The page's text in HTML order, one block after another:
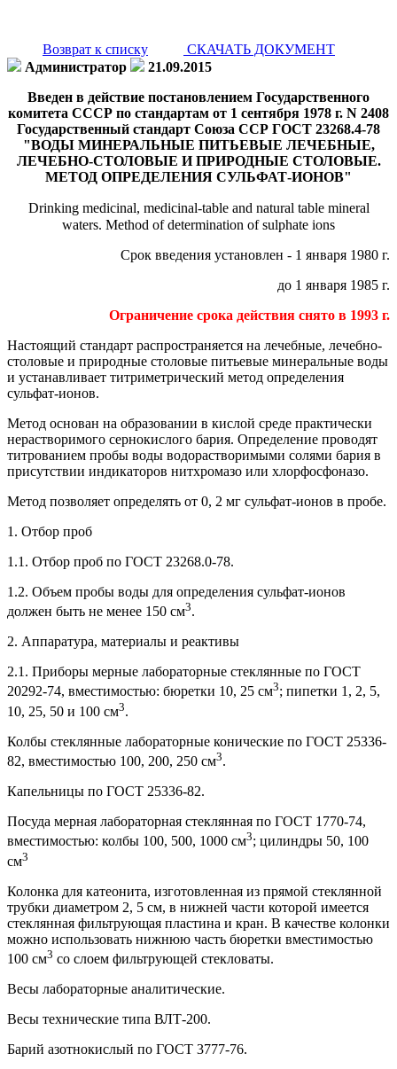
Возврат к списку
СКАЧАТЬ ДОКУМЕНТ
Администратор
21.09.2015
Введен в действие постановлением Государственного
комитета СССР по стандартам от 1 сентября 1978 г. N 2408
Государственный стандарт Союза ССР ГОСТ 23268.4-78
"ВОДЫ МИНЕРАЛЬНЫЕ ПИТЬЕВЫЕ ЛЕЧЕБНЫЕ,
ЛЕЧЕБНО-СТОЛОВЫЕ И ПРИРОДНЫЕ СТОЛОВЫЕ.
МЕТОД ОПРЕДЕЛЕНИЯ СУЛЬФАТ-ИОНОВ"
Drinking medicinal, medicinal-table and natural table mineral
waters. Method of determination of sulphate ions
Срок введения установлен - 1 января 1980 г.
до 1 января 1985 г.
Ограничение срока действия снято в 1993 г.
Настоящий стандарт распространяется на лечебные, лечебно-
столовые и природные столовые питьевые минеральные воды
и устанавливает титриметрический метод определения
сульфат-ионов.
Метод основан на образовании в кислой среде практически
нерастворимого сернокислого бария. Определение проводят
титрованием пробы воды водорастворимыми солями бария в
присутствии индикаторов нитхромазо или хлорфосфоназо.
Метод позволяет определять от 0, 2 мг сульфат-ионов в пробе.
1. Отбор проб
1.1. Отбор проб по ГОСТ 23268.0-78.
1.2. Объем пробы воды для определения сульфат-ионов
должен быть не менее 150 см3.
2. Аппаратура, материалы и реактивы
2.1. Приборы мерные лабораторные стеклянные по ГОСТ
20292-74, вместимостью: бюретки 10, 25 см3; пипетки 1, 2, 5,
10, 25, 50 и 100 см3.
Колбы стеклянные лабораторные конические по ГОСТ 25336-
82, вместимостью 100, 200, 250 см3.
Капельницы по ГОСТ 25336-82.
Посуда мерная лабораторная стеклянная по ГОСТ 1770-74,
вместимостью: колбы 100, 500, 1000 см3; цилиндры 50, 100
см3
Колонка для катеонита, изготовленная из прямой стеклянной
трубки диаметром 2, 5 см, в нижней части которой имеется
стеклянная фильтрующая пластина и кран. В качестве колонки
можно использовать нижнюю часть бюретки вместимостью
100 см3 со слоем фильтрующей стекловаты.
Весы лабораторные аналитические.
Весы технические типа ВЛТ-200.
Барий азотнокислый по ГОСТ 3777-76.